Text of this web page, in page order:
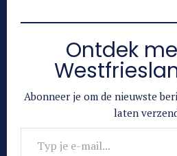
Ontdek
Abonneer je om de nieuwste
laten
Typ je e-mail...